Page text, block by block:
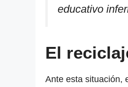
educativo
El
Ante esta situación,